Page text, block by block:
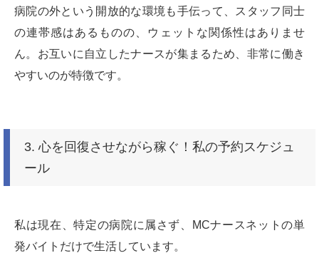
病院の外という開放的な環境も手伝って、スタッフ同士
の連帯感はあるものの、ウェットな関係性はありませ
ん。お互いに自立したナースが集まるため、非常に働き
やすいのが特徴です。
3. 心を回復させながら稼ぐ！私の予約スケジュ
ール
私は現在、特定の病院に属さず、MCナースネットの単
発バイトだけで生活しています。